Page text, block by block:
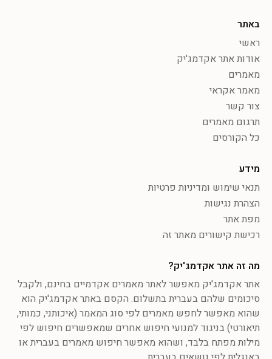
באתר
ראשי
אודות אתר אקדמג'יק
מאמרים
מאמר אקראי
צור קשר
תרגום מאמרים
כל הקורסים
מידע
תנאי שימוש ומדיניות פרטיות
הצהרת נגישות
מפת אתר
רכישת קישורים מאתר זה
מה זה אתר אקדמג'יק?
אתר אקדמג'יק מאפשר לאתר מאמרים אקדמיים בחינם, ולקבל
סיכומים שלהם בעברית בתשלום. הקסם באתר אקדמג'יק הוא
שהוא מאפשר לחפש מאמרים לפי סוג המאמר (איכותני, כמותי,
תיאורטי) בניגוד למנועי חיפוש אחרים שמאפשרים חיפוש לפי
מילות מפתח בלבד, ושהוא מאפשר חיפוש מאמרים בעברית או